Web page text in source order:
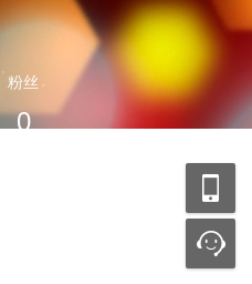
粉丝
0